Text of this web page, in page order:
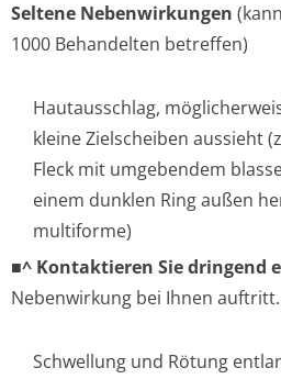
Seltene Nebenwirkungen
1000 Behandelten betreffen)
Hautausschlag,
kleine Zielscheiben aussieht
Fleck mit umgebendem
einem dunklen Ring außen
multiforme)
■^ Kontaktieren Sie dringend
Nebenwirkung bei Ihnen auftritt.
Schwellung und Rötung